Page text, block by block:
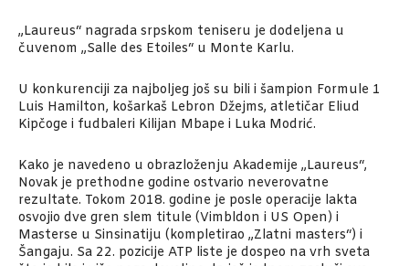
„Laureus“ nagrada srpskom teniseru je dodeljena u
čuvenom „Salle des Etoiles“ u Monte Karlu.
U konkurenciji za najboljeg još su bili i šampion Formule 1
Luis Hamilton, košarkaš Lebron Džejms, atletičar Eliud
Kipčoge i fudbaleri Kilijan Mbape i Luka Modrić.
Kako je navedeno u obrazloženju Akademije „Laureus“,
Novak je prethodne godine ostvario neverovatne
rezultate. Tokom 2018. godine je posle operacije lakta
osvojio dve gren slem titule (Vimbldon i US Open) i
Masterse u Sinsinatiju (kompletirao „Zlatni masters“) i
Šangaju. Sa 22. pozicije ATP liste je dospeo na vrh sveta